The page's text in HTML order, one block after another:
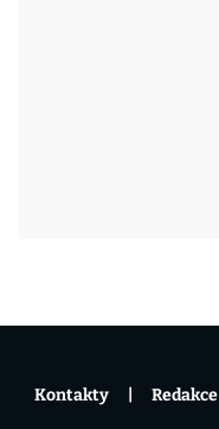
Kontakty Redakce